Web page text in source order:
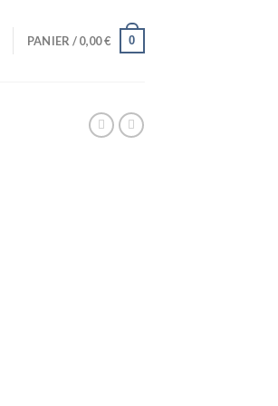
PANIER /0,00€ 0